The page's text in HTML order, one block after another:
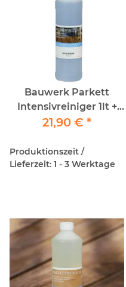
Bauwerk Parkett
Intensivreiniger 1lt +
Sprühkopf
21,90 € *
Produktionszeit /
Lieferzeit: 1 - 3 Werktage